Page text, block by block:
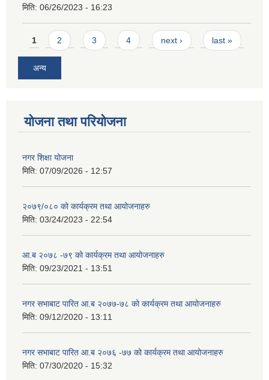
मिति: 06/26/2023 - 16:23
Pages
1 2 3 4 next › last »
अन्य
योजना तथा परियोजना
नगर शिक्षा योजना
मिति: 07/09/2026 - 12:57
२०७९/०८० को कार्यक्रम तथा आयोजनाहरु
मिति: 03/24/2023 - 22:54
आ.ब २०७८ -७९ को कार्यक्रम तथा आयोजनाहरु
मिति: 09/23/2021 - 13:51
नगर सभाबाट पारित आ.ब २०७७-७८ को कार्यक्रम तथा आयोजनाहरु
मिति: 09/12/2020 - 13:11
नगर सभाबाट पारित आ.ब २०७६ -७७ को कार्यक्रम तथा आयोजनाहरु
मिति: 07/30/2020 - 15:32